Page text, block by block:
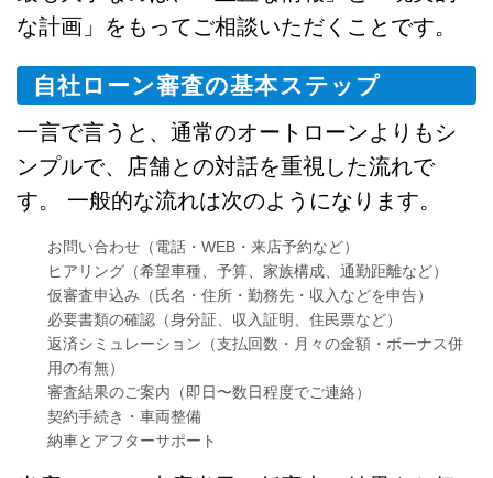
な計画」をもってご相談いただくことです。
自社ローン審査の基本ステップ
一言で言うと、通常のオートローンよりもシ
ンプルで、店舗との対話を重視した流れで
す。 一般的な流れは次のようになります。
お問い合わせ（電話・WEB・来店予約など）
ヒアリング（希望車種、予算、家族構成、通勤距離など）
仮審査申込み（氏名・住所・勤務先・収入などを申告）
必要書類の確認（身分証、収入証明、住民票など）
返済シミュレーション（支払回数・月々の金額・ボーナス併
用の有無）
審査結果のご案内（即日〜数日程度でご連絡）
契約手続き・車両整備
納車とアフターサポート